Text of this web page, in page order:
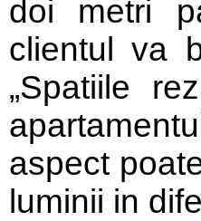
doi metri
clientul va
„Spatiile
aspect
luminii in